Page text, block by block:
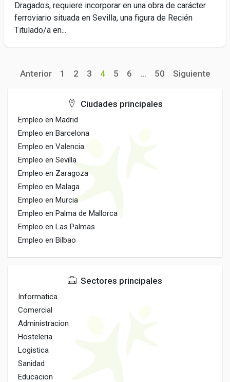
Dragados, requiere incorporar en una obra de carácter
ferroviario situada en Sevilla, una figura de Recién
Titulado/a en...
Anterior 1 2 3 4 5 6 ... 50 Siguiente
Ciudades principales
Empleo en Madrid
Empleo en Barcelona
Empleo en Valencia
Empleo en Sevilla
Empleo en Zaragoza
Empleo en Malaga
Empleo en Murcia
Empleo en Palma de Mallorca
Empleo en Las Palmas
Empleo en Bilbao
Sectores principales
Informatica
Comercial
Administracion
Hosteleria
Logistica
Sanidad
Educacion